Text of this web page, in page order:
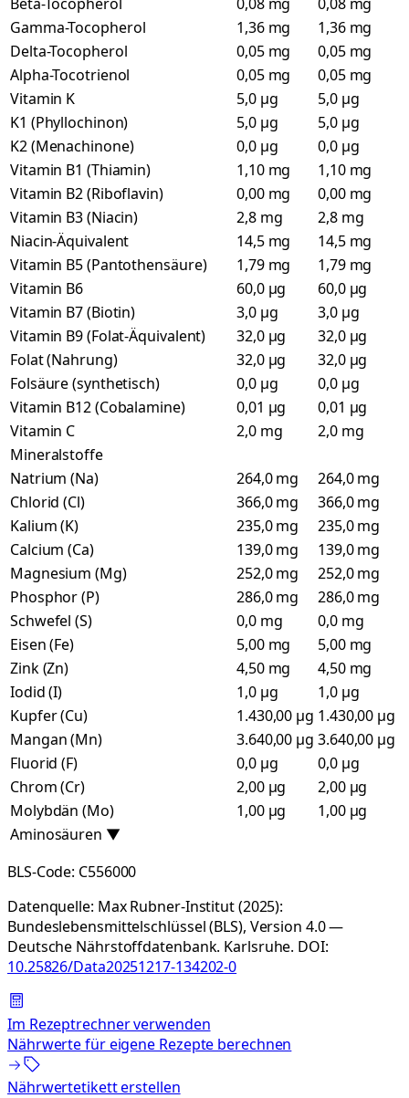
Gamma-Tocopherol
1,36 mg
1,36 mg
Delta-Tocopherol
0,05 mg
0,05 mg
Alpha-Tocotrienol
0,05 mg
0,05 mg
Vitamin K
5,0 µg
5,0 µg
K1 (Phyllochinon)
5,0 µg
5,0 µg
K2 (Menachinone)
0,0 µg
0,0 µg
Vitamin B1 (Thiamin)
1,10 mg
1,10 mg
Vitamin B2 (Riboflavin)
0,00 mg
0,00 mg
Vitamin B3 (Niacin)
2,8 mg
2,8 mg
Niacin-Äquivalent
14,5 mg
14,5 mg
Vitamin B5 (Pantothensäure)
1,79 mg
1,79 mg
Vitamin B6
60,0 µg
60,0 µg
Vitamin B7 (Biotin)
3,0 µg
3,0 µg
Vitamin B9 (Folat-Äquivalent)
32,0 µg
32,0 µg
Folat (Nahrung)
32,0 µg
32,0 µg
Folsäure (synthetisch)
0,0 µg
0,0 µg
Vitamin B12 (Cobalamine)
0,01 µg
0,01 µg
Vitamin C
2,0 mg
2,0 mg
Mineralstoffe
Natrium (Na)
264,0 mg
264,0 mg
Chlorid (Cl)
366,0 mg
366,0 mg
Kalium (K)
235,0 mg
235,0 mg
Calcium (Ca)
139,0 mg
139,0 mg
Magnesium (Mg)
252,0 mg
252,0 mg
Phosphor (P)
286,0 mg
286,0 mg
Schwefel (S)
0,0 mg
0,0 mg
Eisen (Fe)
5,00 mg
5,00 mg
Zink (Zn)
4,50 mg
4,50 mg
Iodid (I)
1,0 µg
1,0 µg
Kupfer (Cu)
1.430,00 µg 1.430,00 µg
Mangan (Mn)
3.640,00 µg 3.640,00 µg
Fluorid (F)
0,0 µg
0,0 µg
Chrom (Cr)
2,00 µg
2,00 µg
Molybdän (Mo)
1,00 µg
1,00 µg
Aminosäuren ▼
BLS-Code: C556000
Datenquelle: Max Rubner-Institut (2025):
Bundeslebensmittelschlüssel (BLS), Version 4.0 —
Deutsche Nährstoffdatenbank. Karlsruhe. DOI:
10.25826/Data20251217-134202-0
Im Rezeptrechner verwenden
Nährwerte für eigene Rezepte berechnen
Nährwertetikett erstellen